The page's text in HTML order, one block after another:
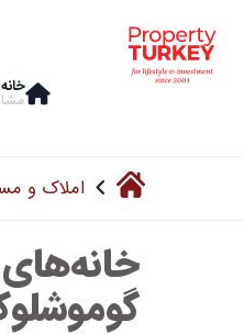
خانه
املاک و
خانه‌های